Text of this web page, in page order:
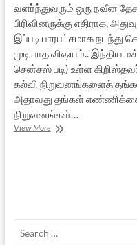
வளர்ந்துவரும் ஒரு நவீன
பிரிவினருக்கு எதிராக,
இப்படி பாரபட்சமாக நடந்து
முடியாத விஷயம்.. இந்திய
சென்சஸ் படி) உள்ள
கல்வி நிறுவனங்களைத்
அதாவது தங்கள்
நிறுவனங்கள்…
View Moreஇந்திய